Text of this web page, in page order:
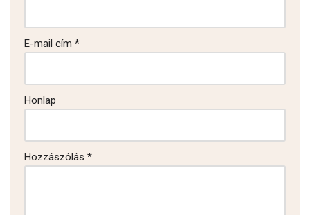
E-mail cím *
Honlap
Hozzászólás *